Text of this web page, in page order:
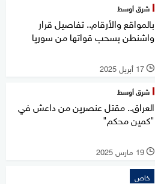
شرق أوسط
بالمواقع والأرقام.. تفاصيل قرار
واشنطن بسحب قواتها من سوريا
l 17 أبريل 2025
شرق أوسط
العراق.. مقتل عنصرين من داعش في
"كمين محكم"
l 19 مارس 2025
خاص